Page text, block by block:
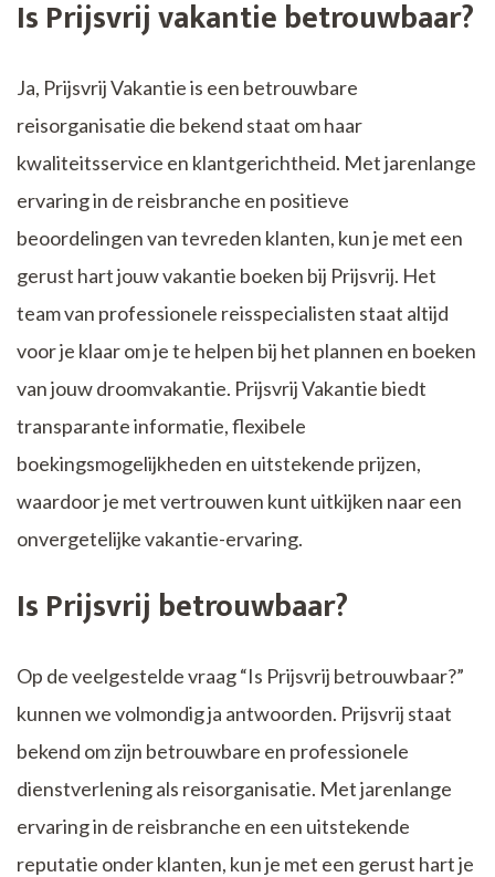
Is Prijsvrij vakantie betrouwbaar?
Ja, Prijsvrij Vakantie is een betrouwbare
reisorganisatie die bekend staat om haar
kwaliteitsservice en klantgerichtheid. Met jarenlange
ervaring in de reisbranche en positieve
beoordelingen van tevreden klanten, kun je met een
gerust hart jouw vakantie boeken bij Prijsvrij. Het
team van professionele reisspecialisten staat altijd
voor je klaar om je te helpen bij het plannen en boeken
van jouw droomvakantie. Prijsvrij Vakantie biedt
transparante informatie, flexibele
boekingsmogelijkheden en uitstekende prijzen,
waardoor je met vertrouwen kunt uitkijken naar een
onvergetelijke vakantie-ervaring.
Is Prijsvrij betrouwbaar?
Op de veelgestelde vraag “Is Prijsvrij betrouwbaar?”
kunnen we volmondig ja antwoorden. Prijsvrij staat
bekend om zijn betrouwbare en professionele
dienstverlening als reisorganisatie. Met jarenlange
ervaring in de reisbranche en een uitstekende
reputatie onder klanten, kun je met een gerust hart je